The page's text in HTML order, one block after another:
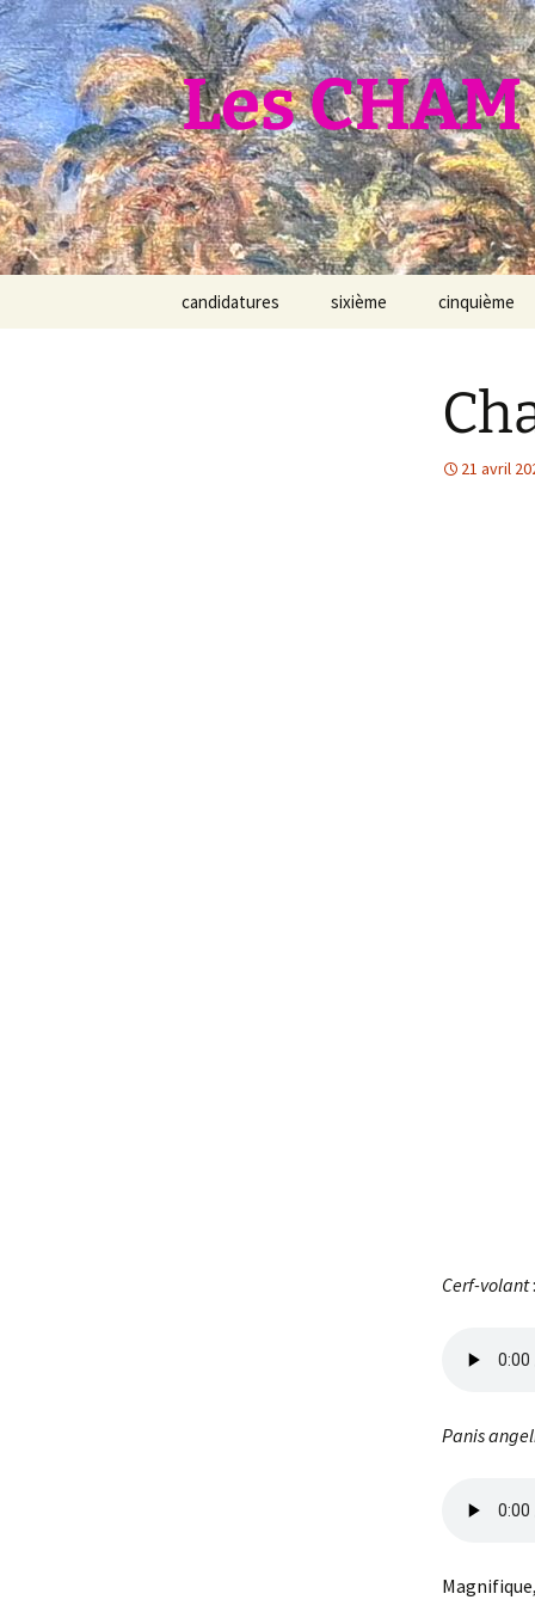
Aller
au
contenu
Les
candidatures sixième cinquième
21 avril
Cerf-volant:
Panis